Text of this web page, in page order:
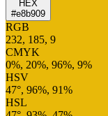
HEX
#e8b909
RGB
232, 185, 9
CMYK
0%, 20%, 96%, 9%
HSV
47°, 96%, 91%
HSL